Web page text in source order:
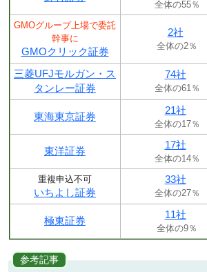
全体の55％
GMOグループ上場で委託
幹事に
GMOクリック証券
2社
全体の2％
三菱UFJモルガン・ス
タンレー証券
74社
全体の61％
東海東京証券
21社
全体の17％
東洋証券
17社
全体の14％
重複申込不可
いちよし証券
33社
全体の27％
極東証券
11社
全体の9％
参考記事